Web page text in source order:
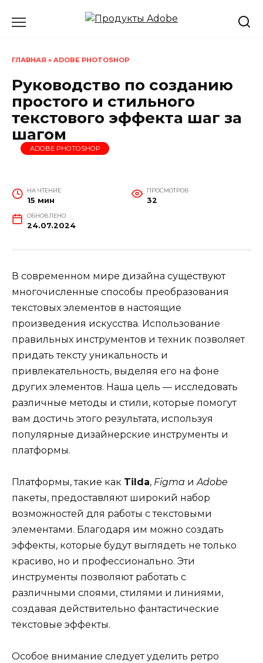
ГЛАВНАЯ » ADOBE PHOTOSHOP
Руководство по созданию
простого и стильного
текстового эффекта шаг за
шагом
ADOBE PHOTOSHOP
НА ЧТЕНИЕ
15 мин
ПРОСМОТРОВ
32
ОБНОВЛЕНО
24.07.2024
В современном мире дизайна существуют
многочисленные способы преобразования
текстовых элементов в настоящие
произведения искусства. Использование
правильных инструментов и техник позволяет
придать тексту уникальность и
привлекательность, выделяя его на фоне
других элементов. Наша цель — исследовать
различные методы и стили, которые помогут
вам достичь этого результата, используя
популярные дизайнерские инструменты и
платформы.
Платформы, такие как Tilda, Figma иAdobe
пакеты, предоставляют широкий набор
возможностей для работы с текстовыми
элементами. Благодаря им можно создать
эффекты, которые будут выглядеть не только
красиво, но и профессионально. Эти
инструменты позволяют работать с
различными слоями, стилями и линиями,
создавая действительно фантастические
текстовые эффекты.
Особое внимание следует уделить ретро